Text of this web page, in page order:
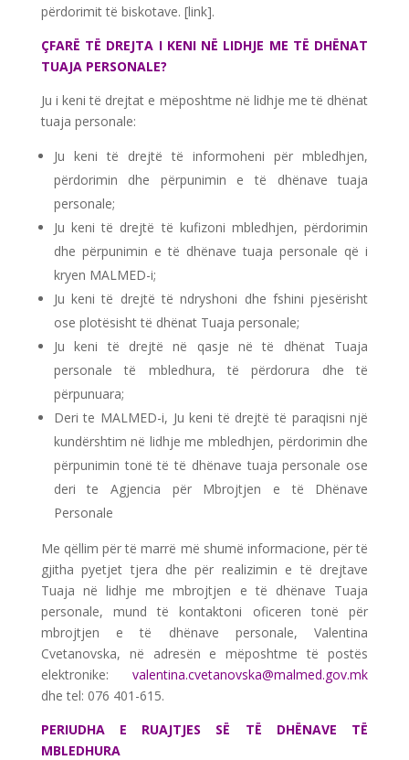
përdorimit të biskotave. [link].
ÇFARË TË DREJTA I KENI NË LIDHJE ME TË DHËNAT
TUAJA PERSONALE?
Ju i keni të drejtat e mëposhtme në lidhje me të dhënat
tuaja personale:
Ju keni të drejtë të informoheni për mbledhjen,
përdorimin dhe përpunimin e të dhënave tuaja
personale;
Ju keni të drejtë të kufizoni mbledhjen, përdorimin
dhe përpunimin e të dhënave tuaja personale që i
kryen MALMED-i;
Ju keni të drejtë të ndryshoni dhe fshini pjesërisht
ose plotësisht të dhënat Tuaja personale;
Ju keni të drejtë në qasje në të dhënat Tuaja
personale të mbledhura, të përdorura dhe të
përpunuara;
Deri te MALMED-i, Ju keni të drejtë të paraqisni një
kundërshtim në lidhje me mbledhjen, përdorimin dhe
përpunimin tonë të të dhënave tuaja personale ose
deri te Agjencia për Mbrojtjen e të Dhënave
Personale
Me qëllim për të marrë më shumë informacione, për të
gjitha pyetjet tjera dhe për realizimin e të drejtave
Tuaja në lidhje me mbrojtjen e të dhënave Tuaja
personale, mund të kontaktoni oficeren tonë për
mbrojtjen e të dhënave personale, Valentina
Cvetanovska, në adresën e mëposhtme të postës
elektronike:valentina.cvetanovska@malmed.gov.mk
dhe tel: 076 401-615.
PERIUDHA E RUAJTJES SË TË DHËNAVE TË
MBLEDHURA